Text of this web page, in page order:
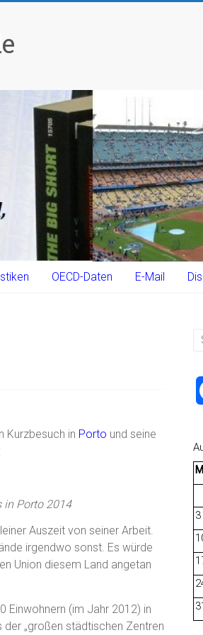
OECD-Daten E-Mail
Kurzbesuch in Porto und seine
in Porto 2014
Auszeit von seiner Arbeit.
irgendwo sonst. Es würde
Union diesem Land angetan
Einwohnern (im Jahr 2012) in
der „großen städtischen Zentren
M
3